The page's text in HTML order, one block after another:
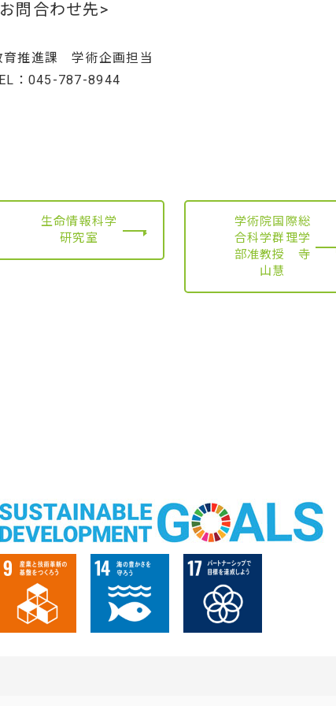
問合わせ先>
育推進課 学術企画担当
：045-787-8944
生命情報科学
研究室
学術院国際総
合科学群理学
部准教授 寺
山慧